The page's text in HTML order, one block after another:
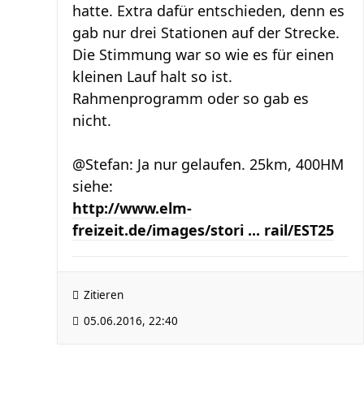
hatte. Extra dafür entschieden, denn es
gab nur drei Stationen auf der Strecke.
Die Stimmung war so wie es für einen
kleinen Lauf halt so ist.
Rahmenprogramm oder so gab es
nicht.
@Stefan: Ja nur gelaufen. 25km, 400HM
siehe:
http://www.elm-
freizeit.de/images/stori ... rail/EST25
Zitieren
05.06.2016, 22:40